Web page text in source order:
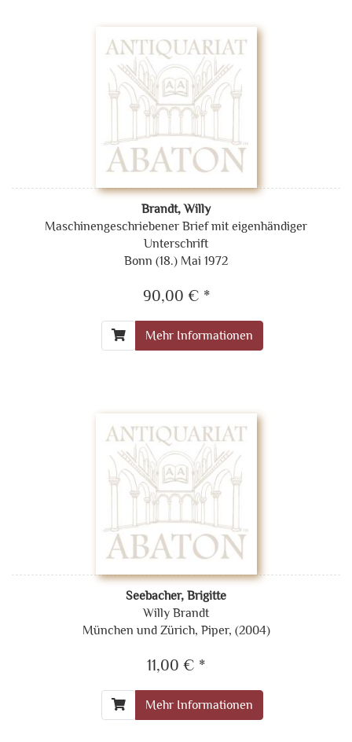
Brandt, Willy
Maschinengeschriebener Brief mit eigenhändiger
Unterschrift
Bonn (18.) Mai 1972
90,00 € *
Mehr Informationen
Seebacher, Brigitte
Willy Brandt
München und Zürich, Piper, (2004)
11,00 € *
Mehr Informationen